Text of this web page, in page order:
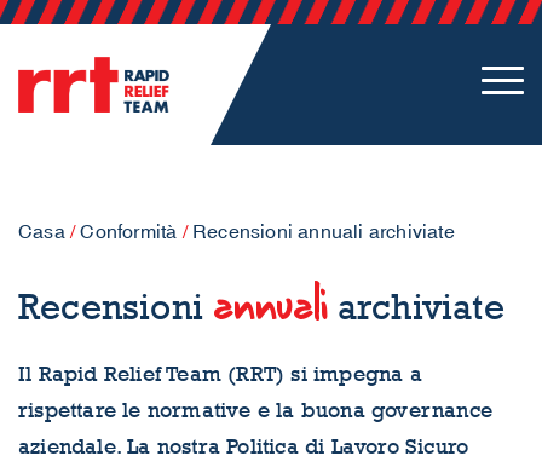
Casa/Conformità / Recensioni annuali archiviate
Recensioni annualiarchiviate
Il Rapid Relief Team (RRT) si impegna a
rispettare le normative e la buona governance
aziendale. La nostra Politica di Lavoro Sicuro